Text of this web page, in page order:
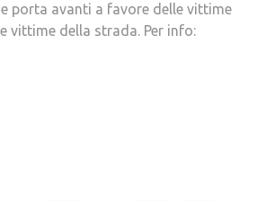
porta avanti a favore delle vittime
vittime della strada. Per info: